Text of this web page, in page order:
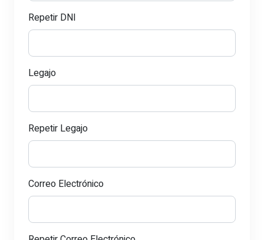
Repetir DNI
Legajo
Repetir Legajo
Correo Electrónico